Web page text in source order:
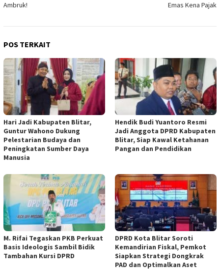
Ambruk!
Emas Kena Pajak
POS TERKAIT
Hari Jadi Kabupaten Blitar,
Guntur Wahono Dukung
Pelestarian Budaya dan
Peningkatan Sumber Daya
Manusia
Hendik Budi Yuantoro Resmi
Jadi Anggota DPRD Kabupaten
Blitar, Siap Kawal Ketahanan
Pangan dan Pendidikan
M. Rifai Tegaskan PKB Perkuat
Basis Ideologis Sambil Bidik
Tambahan Kursi DPRD
DPRD Kota Blitar Soroti
Kemandirian Fiskal, Pemkot
Siapkan Strategi Dongkrak
PAD dan Optimalkan Aset